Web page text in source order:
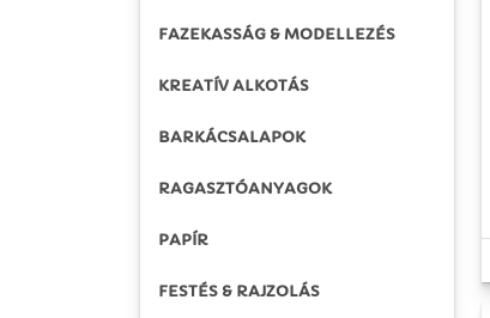
FAZEKASSÁG & MODELLEZÉS
KREATÍV ALKOTÁS
BARKÁCSALAPOK
RAGASZTÓANYAGOK
PAPÍR
FESTÉS & RAJZOLÁS